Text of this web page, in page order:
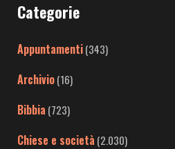
Categorie
Appuntamenti(343)
Archivio(16)
Bibbia (723)
Chiese e società (2.030)